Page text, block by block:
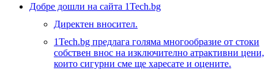
Добре дошли на сайта 1Tech.bg
Директен вносител.
1Tech.bg предлага голяма многообразие от стоки
собствен внос на изключително атрактивни цени,
които сигурни сме ще харесате и оцените.